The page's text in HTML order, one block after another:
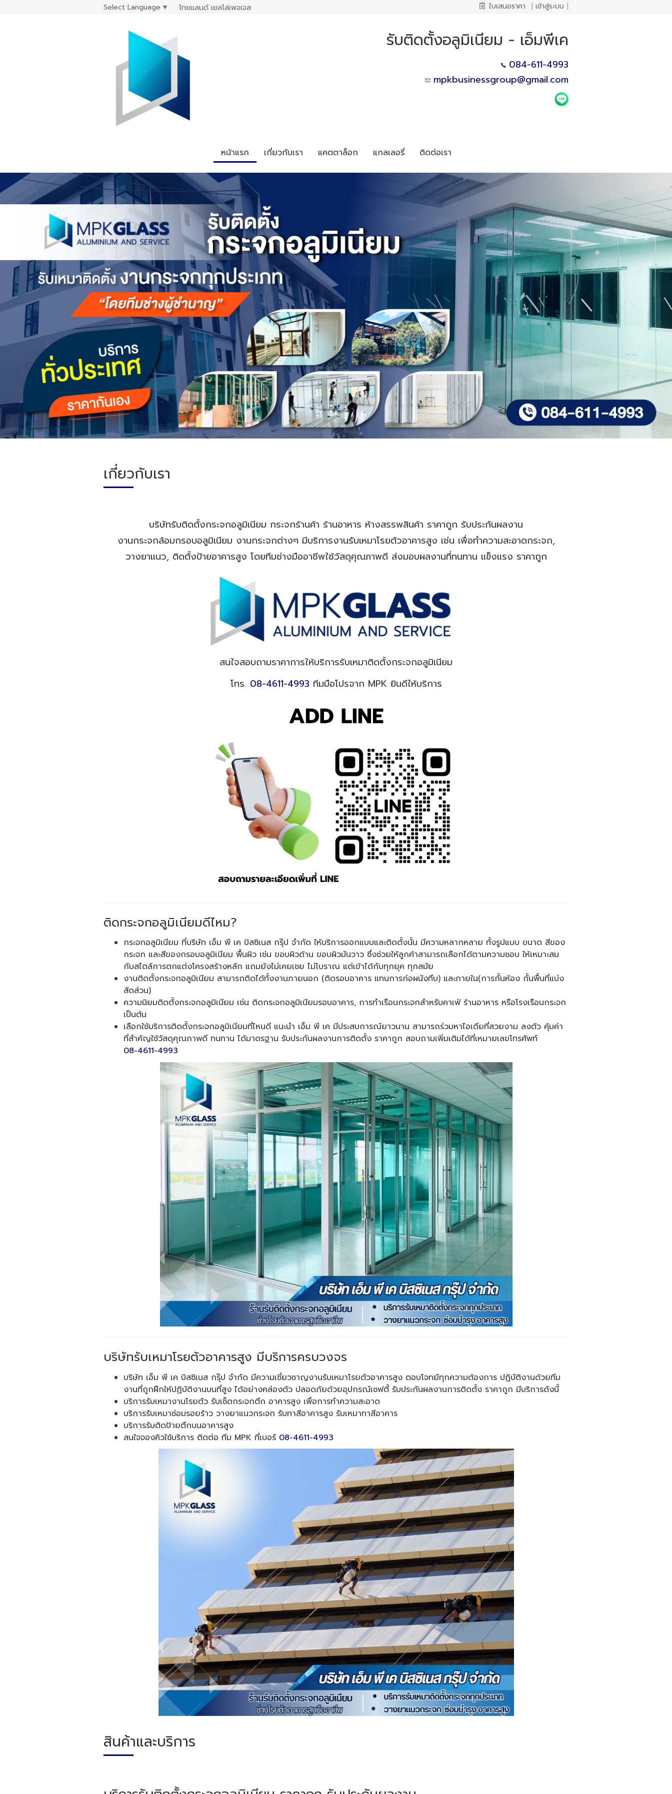
Select Language ▼ ไทยแลนด์ เยลโล่เพจเจส ใบเสนอราคา | เข้าสู่ระบบ |
รับติดตั้งอลูมิเนียม - เอ็มพีเค
084-611-4993
mpkbusinessgroup@gmail.com
หน้าแรก เกี่ยวกับเรา แคตตาล็อก แกลเลอรี่ ติดต่อเรา
เกี่ยวกับเรา
บริษัทรับติดตั้งกระจกอลูมิเนียม กระจกร้านค้า ร้านอาหาร ห้างสรรพสินค้า ราคาถูก รับประกันผลงาน
งานกระจกล้อมกรอบอลูมิเนียม งานกระจกต่างๆ มีบริการงานรับเหมาโรยตัวอาคารสูง เช่น เพื่อทำความสะอาดกระจก,
วางยาแนว, ติดตั้งป้ายอาคารสูง โดยทีมช่างมืออาชีพใช้วัสดุคุณภาพดี ส่งมอบผลงานที่ทนทาน แข็งแรง ราคาถูก
สนใจสอบถามราคาการให้บริการรับเหมาติดตั้งกระจกอลูมิเนียม
โทร. 08-4611-4993 ทีมมือโปรจาก MPK ยินดีให้บริการ
ติดกระจกอลูมิเนียมดีไหม?
กระจกอลูมิเนียม ที่บริษัท เอ็ม พี เค บิสซิเนส กรุ๊ป จำกัด ให้บริการออกแบบและติดตั้งนั้น มีความหลากหลาย ทั้งรูปแบบ ขนาด สีของ
กระจก และสีของกรอบอลูมิเนียม พื้นผิว เช่น ขอบผิวด้าน ขอบผิวมันวาว ซึ่งช่วยให้ลูกค้าสามารถเลือกได้ตามความชอบ ให้เหมาะสม
กับสไตล์การตกแต่งโครงสร้างหลัก แถมยังไม่เคยเชย ไม่โบราณ แต่เข้าได้กับทุกยุค ทุกสมัย
งานติดตั้งกระจกอลูมิเนียม สามารถติดได้ทั้งงานภายนอก (ติดรอบอาคาร แทนการก่อผนังทึบ) และภายใน(การกั้นห้อง กั้นพื้นที่แบ่ง
สัดส่วน)
ความนิยมติดตั้งกระจกอลูมิเนียม เช่น ติดกระจกอลูมิเนียมรอบอาคาร, การทำเรือนกระจกสำหรับคาเฟ่ ร้านอาหาร หรือโรงเรือนกระจก
เป็นต้น
เลือกใช้บริการติดตั้งกระจกอลูมิเนียมที่ไหนดี แนะนำ เอ็ม พี เค มีประสบการณ์ยาวนาน สามารถร่วมหาไอเดียที่สวยงาม ลงตัว คุ้มค่า
ที่สำคัญใช้วัสดุคุณภาพดี ทนทาน ได้มาตรฐาน รับประกันผลงานการติดตั้ง ราคาถูก สอบถามเพิ่มเติมได้ที่เหมายเลขโทรศัพท์
08-4611-4993
บริษัทรับเหมาโรยตัวอาคารสูง มีบริการครบวงจร
บริษัท เอ็ม พี เค บิสซิเนส กรุ๊ป จำกัด มีความเชี่ยวชาญงานรับเหมาโรยตัวอาคารสูง ตอบโจทย์ทุกความต้องการ ปฏิบัติงานด้วยทีม
งานที่ถูกฝึกให้ปฏิบัติงานบนที่สูง ได้อย่างคล่องตัว ปลอดภัยด้วยอุปกรณ์เซฟตี้ รับประกันผลงานการติดตั้ง ราคาถูก มีบริการดังนี้
บริการรับเหมางานโรยตัว รับเช็ดกระจกตึก อาคารสูง เพื่อการทำความสะอาด
บริการรับเหมาซ่อมรอยร้าว วางยาแนวกระจก รับทาสีอาคารสูง รับเหมาทาสีอาคาร
บริการรับติดป้ายตึกบนอาคารสูง
สนใจจองคิวใช้บริการ ติดต่อ ทีม MPK ที่เบอร์ 08-4611-4993
สินค้าและบริการ